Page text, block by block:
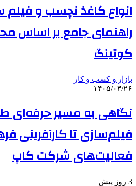
انواع کاغذ نچسب و فیلم
راهنمای جامع بر اساس
کوتینگ
بازار و کسب و کار
۱۴۰۵/۰۳/۲۶
نگاهی به مسیر حرفه‌ای
فیلم‌سازی تا کارآفرینی
فعالیت‌های شرکت کاپ
3 روز پیش